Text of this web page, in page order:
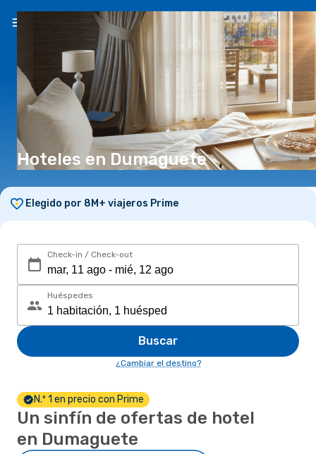
ES($)
Hoteles en Dumaguete
Elegido por 8M+ viajeros Prime
Check-in / Check-out
Huéspedes
Buscar
¿Cambiar el destino?
N.º 1 en precio con Prime
Un sinfín de ofertas de hotel
en Dumaguete